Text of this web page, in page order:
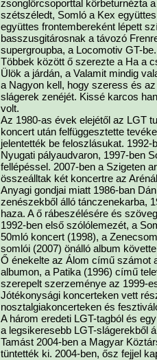
zsonglőrcsoporttal körbeturnézta
szétszéledt, Somló a Kex
együttes frontembereként lépett
basszusgitárosnak a távozó
supergroupba, a Locomotiv GT-be.
Többek között ő szerezte a Ha a
Ülök a járdán, a Valamit mindig
a Nagyon kell, hogy szeress és
slágerek zenéjét. Kissé karcos
volt.
Az 1980-as évek elejétől az LGT
koncert után felfüggesztette
jelentették be feloszlásukat.
Nyugati pályaudvaron, 1997-ben
fellépéssel. 2007-ben a Szigeten
összeálltak két koncertre az
Anyagi gondjai miatt 1986-ban
zenészekből álló tánczenekarba,
haza. A ő rábeszélésére és
1992-ben első szólólemezét, a
50mló koncert (1998), a
somlói (2007) önálló album
Ő énekelte az Álom című számot
albumon, a Patika (1996) című
szerepelt szerzeménye az 1999-
Jótékonysági koncerteken vett
nosztalgiakoncerteken és
A három eredeti LGT-tagból és
a legsikeresebb LGT-slágerekből
Tamást 2004-ben a Magyar
tüntették ki. 2004-ben, ősz fejjel